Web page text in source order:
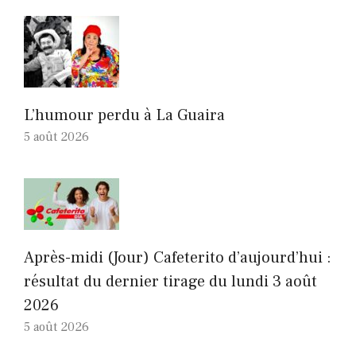
L’humour perdu à La Guaira
5 août 2026
Après-midi (Jour) Cafeterito d’aujourd’hui :
résultat du dernier tirage du lundi 3 août
2026
5 août 2026